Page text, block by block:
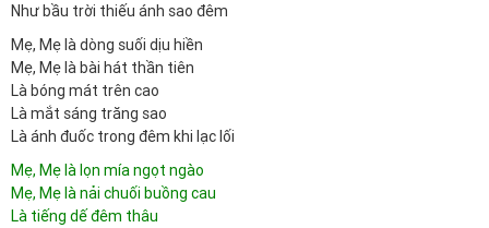
Như bầu trời thiếu ánh sao đêm
Mẹ, Mẹ là dòng suối dịu hiền
Mẹ, Mẹ là bài hát thần tiên
Là bóng mát trên cao
Là mắt sáng trăng sao
Là ánh đuốc trong đêm khi lạc lối
Mẹ, Mẹ là lọn mía ngọt ngào
Mẹ, Mẹ là nải chuối buồng cau
Là tiếng dế đêm thâu